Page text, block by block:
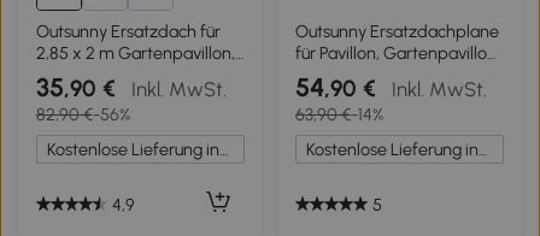
Outsunny Ersatzdach für
2,85 x 2 m Gartenpavillon,
ausziehbar, einfache
Montage, Polyester,
Dunkelgrau
35,90 € Inkl. MwSt.
82,90 €-56%
Kostenlose Lieferung innerhalb Deutschlands
4,9
Outsunny Ersatzdachplane
für Pavillon, Gartenpavillon,
Partyzelt Ersatzdach
Gazebo Garten
Polyestergewebe 4 x 3 m
Creme
54,90 € Inkl. MwSt.
63,90 €-14%
Kostenlose Lieferung innerhalb Deutschlands
5